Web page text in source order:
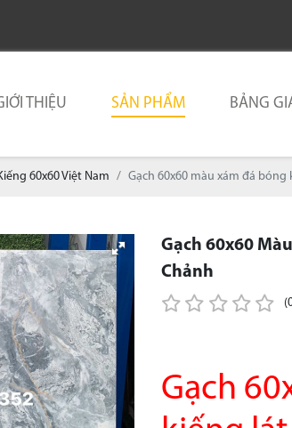
THIỆU SẢN PHẨM BẢNG
60x60 Việt Nam Gạch 60x60 màu xám đá
Gạch 60x60
Chảnh
Gạch